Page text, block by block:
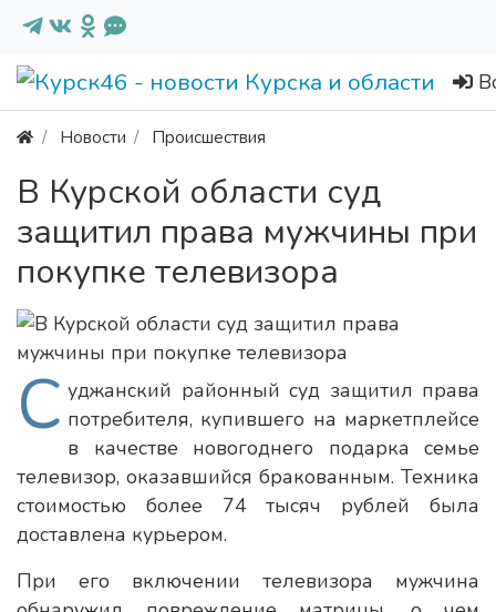
Новости Происшествия
В Курской области суд
защитил права мужчины при
покупке телевизора
С уджанский районный суд защитил права
потребителя, купившего на маркетплейсе
в качестве новогоднего подарка семье
телевизор, оказавшийся бракованным. Техника
стоимостью более 74 тысяч рублей была
доставлена курьером.
При его включении телевизора мужчина